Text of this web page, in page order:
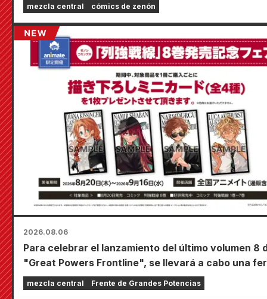
mezcla central cómics de zenón
2026.08.06
Para celebrar el lanzamiento del último volumen 8
"Great Powers Frontline", se llevará a cabo una
por tiempo limitado en las tiendas Animate de todo
país a partir del 20 de agosto, donde podrás
mezcla central Frente de Grandes Potencias